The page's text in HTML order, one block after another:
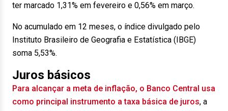
ter marcado 1,31% em fevereiro e 0,56% em março.
No acumulado em 12 meses, o índice divulgado pelo
Instituto Brasileiro de Geografia e Estatística (IBGE)
soma 5,53%.
Juros básicos
Para alcançar a meta de inflação, o Banco Central usa
como principal instrumento a taxa básica de juros, a